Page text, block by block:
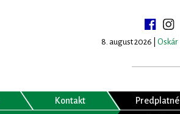
8. august 2026 | Oskár
Kontakt
Predplatné